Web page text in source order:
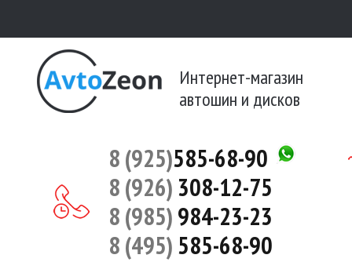
Интернет-магазин
автошин и дисков
8 (925)585-68-90
8 (926) 308-12-75
8 (985)984-23-23
8 (495)585-68-90